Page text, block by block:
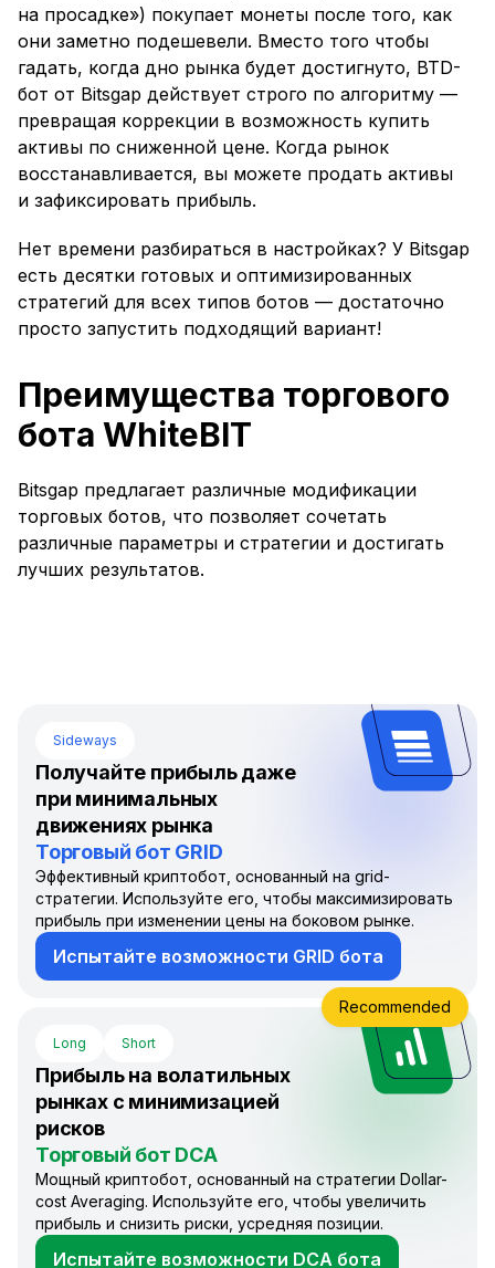
на просадке») покупает монеты после того, как
они заметно подешевели. Вместо того чтобы
гадать, когда дно рынка будет достигнуто, BTD-
бот от Bitsgap действует строго по алгоритму —
превращая коррекции в возможность купить
активы по сниженной цене. Когда рынок
восстанавливается, вы можете продать активы
и зафиксировать прибыль.
Нет времени разбираться в настройках? У Bitsgap
есть десятки готовых и оптимизированных
стратегий для всех типов ботов — достаточно
просто запустить подходящий вариант!
Преимущества торгового
бота WhiteBIT
Bitsgap предлагает различные модификации
торговых ботов, что позволяет сочетать
различные параметры и стратегии и достигать
лучших результатов.
Sideways
Получайте прибыль даже
при минимальных
движениях рынка
Торговый бот GRID
Эффективный криптобот, основанный на grid-
стратегии. Используйте его, чтобы максимизировать
прибыль при изменении цены на боковом рынке.
Испытайте возможности GRID бота
Long Short
Прибыль на волатильных
рынках с минимизацией
рисков
Торговый бот DCA
Мощный криптобот, основанный на стратегии Dollar-
cost Averaging. Используйте его, чтобы увеличить
прибыль и снизить риски, усредняя позиции.
Испытайте возможности DCA бота
Recommended